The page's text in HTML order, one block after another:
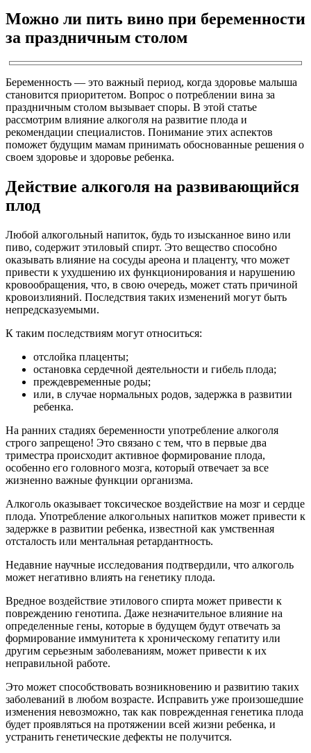
Можно ли пить вино при беременности
за праздничным столом
Беременность — это важный период, когда здоровье малыша
становится приоритетом. Вопрос о потреблении вина за
праздничным столом вызывает споры. В этой статье
рассмотрим влияние алкоголя на развитие плода и
рекомендации специалистов. Понимание этих аспектов
поможет будущим мамам принимать обоснованные решения о
своем здоровье и здоровье ребенка.
Действие алкоголя на развивающийся
плод
Любой алкогольный напиток, будь то изысканное вино или
пиво, содержит этиловый спирт. Это вещество способно
оказывать влияние на сосуды ареона и плаценту, что может
привести к ухудшению их функционирования и нарушению
кровообращения, что, в свою очередь, может стать причиной
кровоизлияний. Последствия таких изменений могут быть
непредсказуемыми.
К таким последствиям могут относиться:
отслойка плаценты;
остановка сердечной деятельности и гибель плода;
преждевременные роды;
или, в случае нормальных родов, задержка в развитии
ребенка.
На ранних стадиях беременности употребление алкоголя
строго запрещено! Это связано с тем, что в первые два
триместра происходит активное формирование плода,
особенно его головного мозга, который отвечает за все
жизненно важные функции организма.
Алкоголь оказывает токсическое воздействие на мозг и сердце
плода. Употребление алкогольных напитков может привести к
задержке в развитии ребенка, известной как умственная
отсталость или ментальная ретардантность.
Недавние научные исследования подтвердили, что алкоголь
может негативно влиять на генетику плода.
Вредное воздействие этилового спирта может привести к
повреждению генотипа. Даже незначительное влияние на
определенные гены, которые в будущем будут отвечать за
формирование иммунитета к хроническому гепатиту или
другим серьезным заболеваниям, может привести к их
неправильной работе.
Это может способствовать возникновению и развитию таких
заболеваний в любом возрасте. Исправить уже произошедшие
изменения невозможно, так как поврежденная генетика плода
будет проявляться на протяжении всей жизни ребенка, и
устранить генетические дефекты не получится.